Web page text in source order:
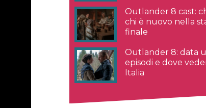
Outlander 8 cast:
chi è nuovo nella
finale
Outlander 8: data
episodi e dove
Italia